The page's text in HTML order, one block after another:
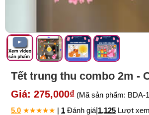
Tết trung thu combo 2m -
Giá: 275,000₫ (Mã sản phẩm: BDA-
5.0 ★★★★★ | 1 Đánh giá 1,125 Lượt xem